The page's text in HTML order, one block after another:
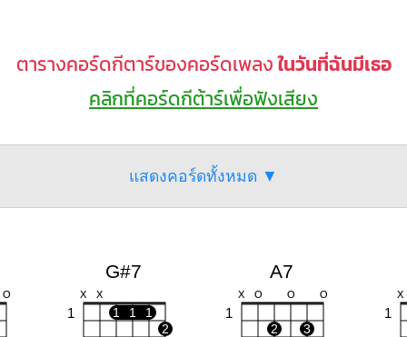
ตารางคอร์ดกีตาร์ของคอร์ดเพลงในวันที่ฉันมีเธอ
คลิกที่คอร์ดกีต้าร์เพื่อฟังเสียง
แสดงคอร์ดทั้งหมด ▼
O
G#7
X X
1 1 1
1
2
A7
X O O O
1
2 3
X
1